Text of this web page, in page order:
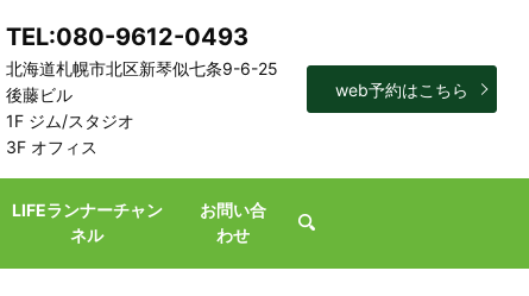
LIFEランナーチャン
ネル
お問い合
わせ
search
TEL:080-9612-0493
北海道札幌市北区新琴似七条9-6-25
後藤ビル
1F ジム/スタジオ
3F オフィス
web予約はこちら